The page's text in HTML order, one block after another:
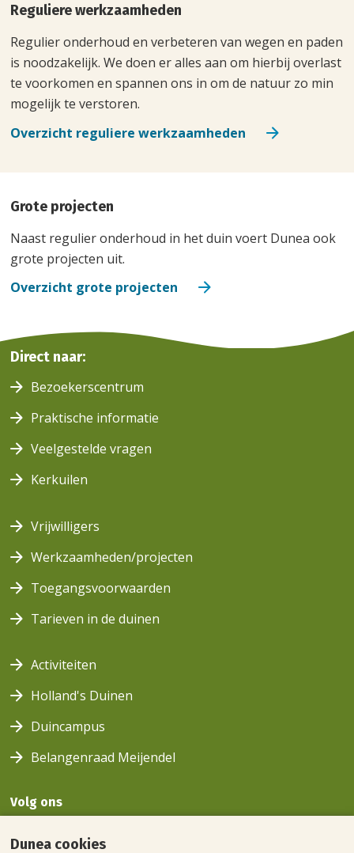
Reguliere werkzaamheden
Regulier onderhoud en verbeteren van wegen en paden
is noodzakelijk. We doen er alles aan om hierbij overlast
te voorkomen en spannen ons in om de natuur zo min
mogelijk te verstoren.
Overzicht reguliere werkzaamheden
Grote projecten
Naast regulier onderhoud in het duin voert Dunea ook
grote projecten uit.
Overzicht grote projecten
Duinen
Werkzaamheden
Werkzaamheden
Direct naar:
Bezoekerscentrum
Praktische informatie
Veelgestelde vragen
Kerkuilen
Vrijwilligers
Werkzaamheden/projecten
Toegangsvoorwaarden
Tarieven in de duinen
Activiteiten
Holland's Duinen
Duincampus
Belangenraad Meijendel
Volg ons
Volg onsVolg
Dunea cookies